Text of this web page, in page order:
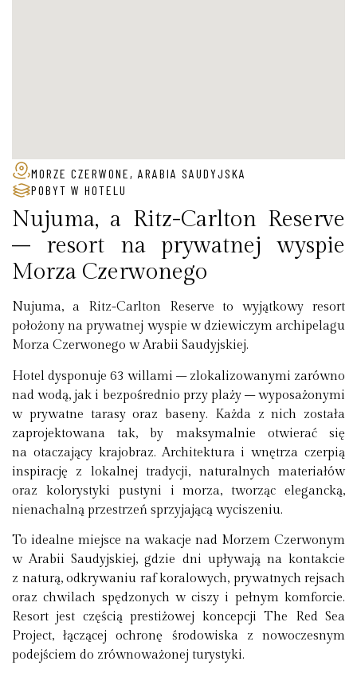
MORZE CZERWONE, ARABIA SAUDYJSKA
POBYT W HOTELU
Nujuma, a Ritz-Carlton Reserve
– resort na prywatnej wyspie
Morza Czerwonego
Nujuma, a Ritz-Carlton Reserve to wyjątkowy resort
położony na prywatnej wyspie w dziewiczym archipelagu
Morza Czerwonego w Arabii Saudyjskiej.
Hotel dysponuje 63 willami – zlokalizowanymi zarówno
nad wodą, jak i bezpośrednio przy plaży – wyposażonymi
w prywatne tarasy oraz baseny. Każda z nich została
zaprojektowana tak, by maksymalnie otwierać się
na otaczający krajobraz. Architektura i wnętrza czerpią
inspirację z lokalnej tradycji, naturalnych materiałów
oraz kolorystyki pustyni i morza, tworząc elegancką,
nienachalną przestrzeń sprzyjającą wyciszeniu.
To idealne miejsce na wakacje nad Morzem Czerwonym
w Arabii Saudyjskiej, gdzie dni upływają na kontakcie
z naturą, odkrywaniu raf koralowych, prywatnych rejsach
oraz chwilach spędzonych w ciszy i pełnym komforcie.
Resort jest częścią prestiżowej koncepcjiThe Red Sea
Project, łączącej ochronę środowiska z nowoczesnym
podejściem do zrównoważonej turystyki.